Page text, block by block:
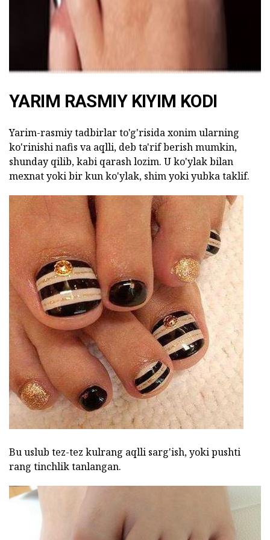
YARIM RASMIY KIYIM KODI
Yarim-rasmiy tadbirlar to'g'risida xonim ularning
ko'rinishi nafis va aqlli, deb ta'rif berish mumkin,
shunday qilib, kabi qarash lozim. U ko'ylak bilan
mexnat yoki bir kun ko'ylak, shim yoki yubka taklif.
Bu uslub tez-tez kulrang aqlli sarg'ish, yoki pushti
rang tinchlik tanlangan.